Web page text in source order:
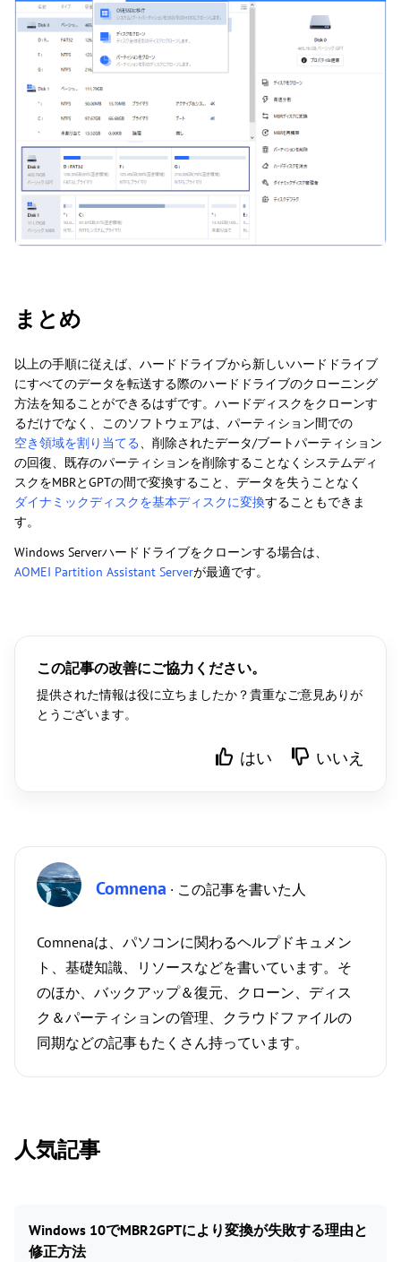
まとめ
以上の手順に従えば、ハードドライブから新しいハードドライブ
にすべてのデータを転送する際のハードドライブのクローニング
方法を知ることができるはずです。ハードディスクをクローンす
るだけでなく、このソフトウェアは、パーティション間での
空き領域を割り当てる、削除されたデータ/ブートパーティション
の回復、既存のパーティションを削除することなくシステムディ
スクをMBRとGPTの間で変換すること、データを失うことなく
ダイナミックディスクを基本ディスクに変換することもできま
す。
Windows Serverハードドライブをクローンする場合は、
AOMEI Partition Assistant Serverが最適です。
この記事の改善にご協力ください。
提供された情報は役に立ちましたか？貴重なご意見ありが
とうございます。
はい いいえ
Comnena · この記事を書いた人
Comnenaは、パソコンに関わるヘルプドキュメン
ト、基礎知識、リソースなどを書いています。そ
のほか、バックアップ＆復元、クローン、ディス
ク＆パーティションの管理、クラウドファイルの
同期などの記事もたくさん持っています。
人気記事
Windows 10でMBR2GPTにより変換が失敗する理由と
修正方法